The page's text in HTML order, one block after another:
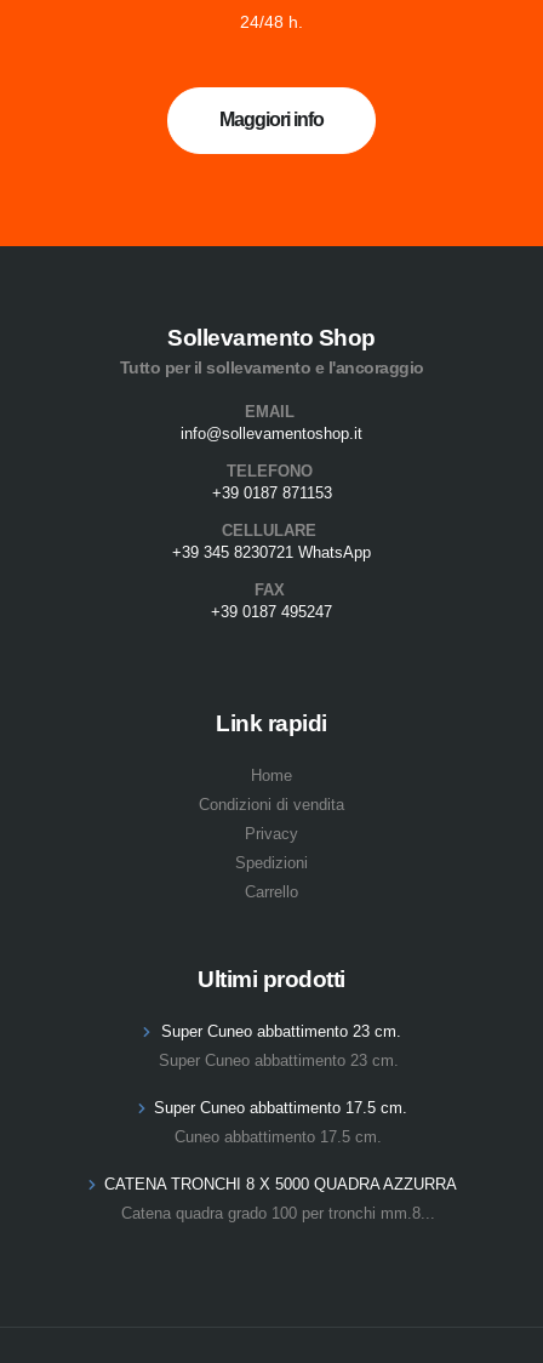
24/48 h.
Maggiori info
Sollevamento Shop
Tutto per il sollevamento e l'ancoraggio
EMAIL
info@sollevamentoshop.it
TELEFONO
+39 0187 871153
CELLULARE
+39 345 8230721 WhatsApp
FAX
+39 0187 495247
Link rapidi
Home
Condizioni di vendita
Privacy
Spedizioni
Carrello
Ultimi prodotti
Super Cuneo abbattimento 23 cm.
Super Cuneo abbattimento 23 cm.
Super Cuneo abbattimento 17.5 cm.
Cuneo abbattimento 17.5 cm.
CATENA TRONCHI 8 X 5000 QUADRA AZZURRA
Catena quadra grado 100 per tronchi mm.8...